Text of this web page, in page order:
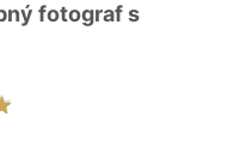
fotograf s